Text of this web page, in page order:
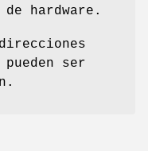
hardware.
ser